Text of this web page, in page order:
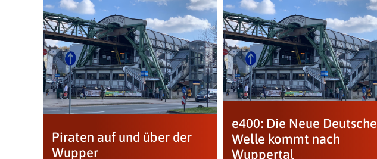
Piraten auf und über der
Wupper
e400: Die Neue Deutsche
Welle kommt nach
Wuppertal